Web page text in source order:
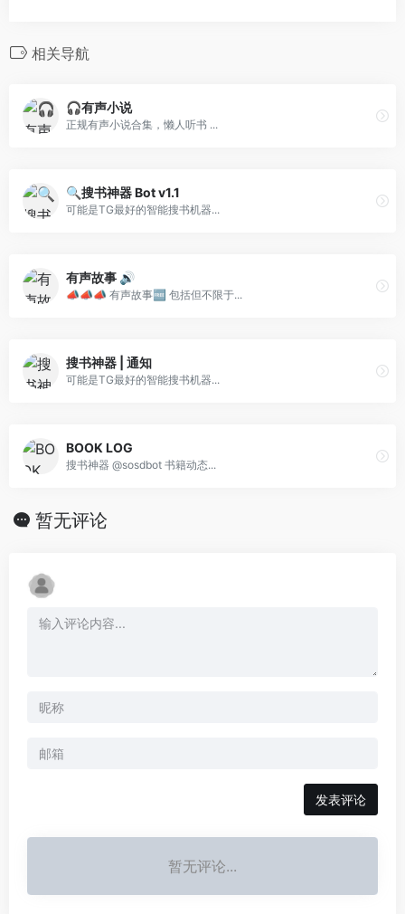
相关导航
🎧有声小说
正规有声小说合集，懒人听书 ...
🔍搜书神器 Bot v1.1
可能是TG最好的智能搜书机器...
有声故事 🔊
📣📣📣 有声故事🆓 包括但不限于...
搜书神器 | 通知
可能是TG最好的智能搜书机器...
BOOK LOG
搜书神器 @sosdbot 书籍动态...
暂无评论
发表评论
暂无评论...